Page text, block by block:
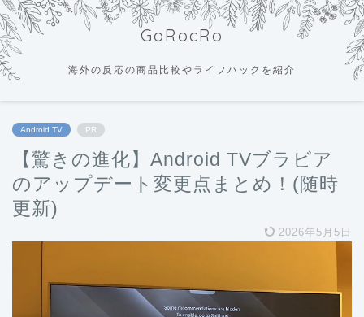
GoRocRo
海外の反応の商品比較やライフハックを紹介
Android TV PR
【驚きの進化】Android TVブラビア
のアップデート変更点まとめ！(随時
更新)
2026年5月5日